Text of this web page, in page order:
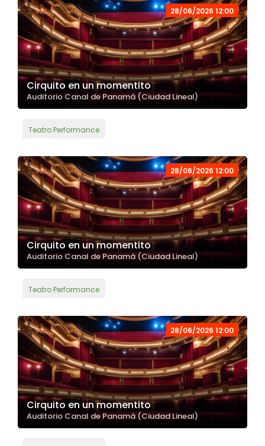
28/06/2026 12:00
Cirquito en un momentito
Auditorio Canal de Panamá (Ciudad Lineal)
Teatro Performance
28/06/2026 12:00
Cirquito en un momentito
Auditorio Canal de Panamá (Ciudad Lineal)
Teatro Performance
28/06/2026 12:00
Cirquito en un momentito
Auditorio Canal de Panamá (Ciudad Lineal)